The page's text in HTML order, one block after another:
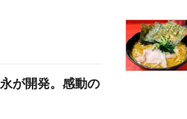
が開発。感動の